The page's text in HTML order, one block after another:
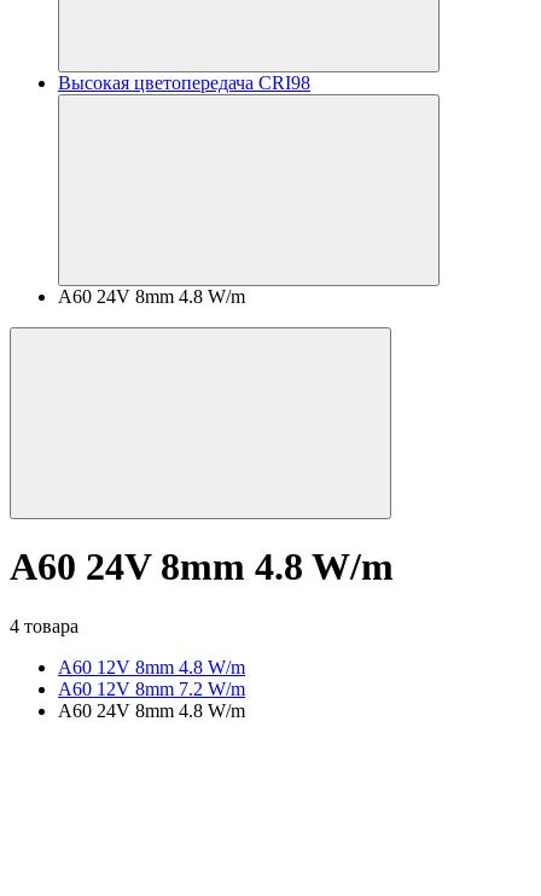
Высокая цветопередача CRI98
A60 24V 8mm 4.8 W/m
A60 24V 8mm 4.8 W/m
4 товара
A60 12V 8mm 4.8 W/m
A60 12V 8mm 7.2 W/m
A60 24V 8mm 4.8 W/m